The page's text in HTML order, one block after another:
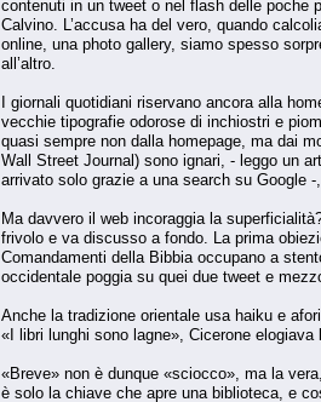
contenuti in un tweet o nel flash delle poche
Calvino. L’accusa ha del vero, quando
online, una photo gallery, siamo spesso
all’altro.
I giornali quotidiani riservano ancora alla
vecchie tipografie odorose di inchiostri e
quasi sempre non dalla homepage, ma dai
Wall Street Journal) sono ignari, - leggo un
arrivato solo grazie a una search su Google
Ma davvero il web incoraggia la
frivolo e va discusso a fondo. La prima
Comandamenti della Bibbia occupano a
occidentale poggia su quei due tweet e
Anche la tradizione orientale usa haiku e
«I libri lunghi sono lagne», Cicerone
«Breve» non è dunque «sciocco», ma la
è solo la chiave che apre una biblioteca, e